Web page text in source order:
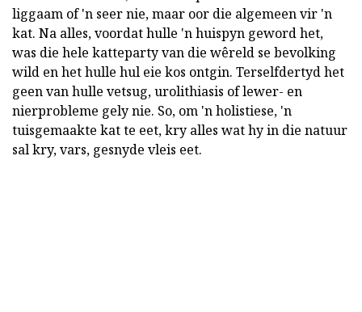
liggaam of 'n seer nie, maar oor die algemeen vir 'n
kat. Na alles, voordat hulle 'n huispyn geword het,
was die hele katteparty van die wêreld se bevolking
wild en het hulle hul eie kos ontgin. Terselfdertyd het
geen van hulle vetsug, urolithiasis of lewer- en
nierprobleme gely nie. So, om 'n holistiese, 'n
tuisgemaakte kat te eet, kry alles wat hy in die natuur
sal kry, vars, gesnyde vleis eet.